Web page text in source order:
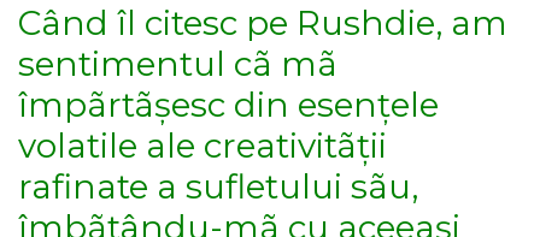
Când îl citesc pe Rushdie, am
sentimentul cã mã
împãrtãșesc din esențele
volatile ale creativitãții
rafinate a sufletului sãu,
îmbãtându-mã cu aceeași